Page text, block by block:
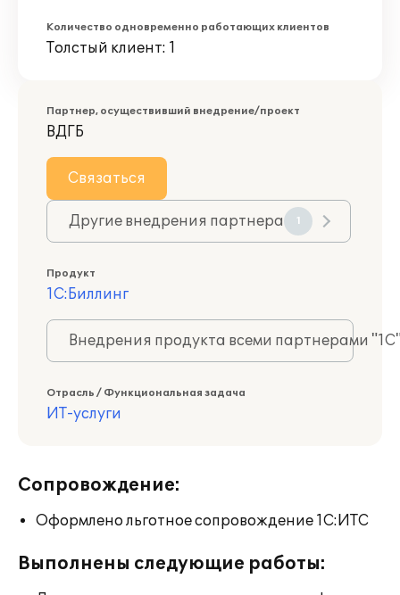
Количество одновременно работающих клиентов
Толстый клиент: 1
Партнер, осуществивший внедрение/проект
ВДГБ
Связаться
Другие внедрения партнера 1
Продукт
1С:Биллинг
Внедрения продукта всеми партнерами
Отрасль / Функциональная задача
ИТ-услуги
Сопровождение:
Оформлено льготное сопровождение 1С:ИТС
Выполнены следующие работы: